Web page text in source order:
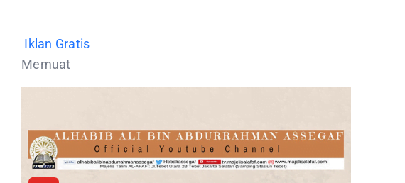
Iklan Gratis
Memuat